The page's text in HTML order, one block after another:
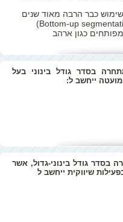
כבר הרבה מאוד שנים
כגון ארהב
בסדר גודל בינוני בעל
ייחשב ל:
בסדר גודל בינוני-גדול, אשר
שיווקית ייחשב ל